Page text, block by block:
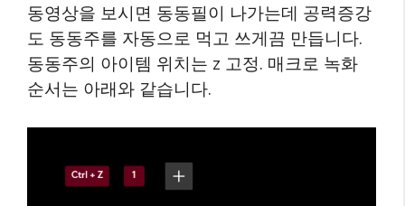
동영상을 보시면 동동필이 나가는데 공력증강
도 동동주를 자동으로 먹고 쓰게끔 만듭니다.
동동주의 아이템 위치는 z 고정. 매크로 녹화
순서는 아래와 같습니다.